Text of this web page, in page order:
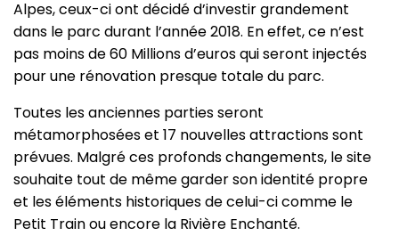
Alpes, ceux-ci ont décidé d’investir grandement
dans le parc durant l’année 2018. En effet, ce n’est
pas moins de 60 Millions d’euros qui seront injectés
pour une rénovation presque totale du parc.
Toutes les anciennes parties seront
métamorphosées et 17 nouvelles attractions sont
prévues. Malgré ces profonds changements, le site
souhaite tout de même garder son identité propre
et les éléments historiques de celui-ci comme le
Petit Train ou encore la Rivière Enchanté.